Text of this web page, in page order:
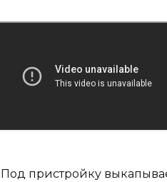
Под пристройку